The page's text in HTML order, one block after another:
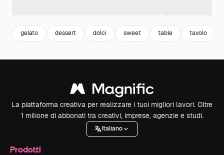
gelato dessert dolci sweet table tavolo
La piattaforma creativa per realizzare i tuoi migliori lavori. Oltre
1 milione di abbonati tra creativi, imprese, agenzie e studi.
Italiano
Prodotti